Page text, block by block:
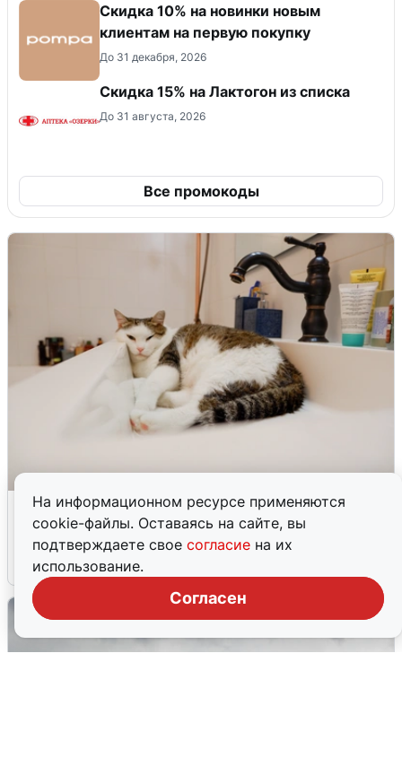
На информационном ресурсе применяются
cookie-файлы. Оставаясь на сайте, вы
подтверждаете свое согласие на их
использование.
Согласен
Скидка 10% на новинки новым
клиентам на первую покупку
До 31 декабря, 2026
Скидка 15% на Лактогон из списка
До 31 августа, 2026
Все промокоды
Екатеринбуржцам объяснили, когда
вернут воду
8 августа 0